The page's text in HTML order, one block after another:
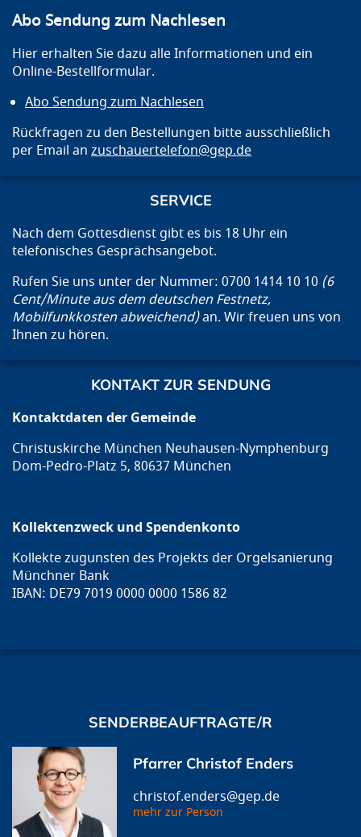
Abo Sendung zum Nachlesen
Hier erhalten Sie dazu alle Informationen und ein
Online-Bestellformular.
Abo Sendung zum Nachlesen
Rückfragen zu den Bestellungen bitte ausschließlich
per Email an zuschauertelefon@gep.de
SERVICE
Nach dem Gottesdienst gibt es bis 18 Uhr ein
telefonisches Gesprächsangebot.
Rufen Sie uns unter der Nummer: 0700 1414 10 10 (6
Cent/Minute aus dem deutschen Festnetz,
Mobilfunkkosten abweichend)an. Wir freuen uns von
Ihnen zu hören.
KONTAKT ZUR SENDUNG
Kontaktdaten der Gemeinde
Christuskirche München Neuhausen-Nymphenburg
Dom-Pedro-Platz 5, 80637 München
Kollektenzweck und Spendenkonto
Kollekte zugunsten des Projekts der Orgelsanierung
Münchner Bank
IBAN: DE79 7019 0000 0000 1586 82
SENDERBEAUFTRAGTE/R
Pfarrer Christof Enders
christof.enders@gep.de
mehr zur Person